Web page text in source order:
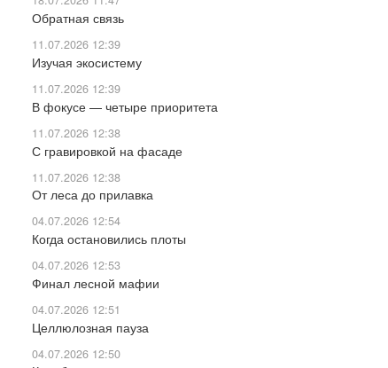
Обратная связь
11.07.2026 12:39
Изучая экосистему
11.07.2026 12:39
В фокусе — четыре приоритета
11.07.2026 12:38
С гравировкой на фасаде
11.07.2026 12:38
От леса до прилавка
04.07.2026 12:54
Когда остановились плоты
04.07.2026 12:53
Финал лесной мафии
04.07.2026 12:51
Целлюлозная пауза
04.07.2026 12:50